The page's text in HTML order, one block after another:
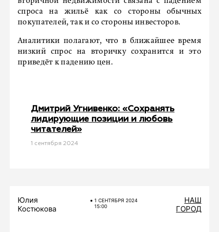
спроса на жильё как со стороны обычных
покупателей, так и со стороны инвесторов.
Аналитики полагают, что в ближайшее время
низкий спрос на вторичку сохранится и это
приведёт к падению цен.
Дмитрий Угнивенко: «Сохранять
лидирующие позиции и любовь
читателей»
1 сентября 2024
Юлия
Костюкова
1 СЕНТЯБРЯ 2024
15:00
НАШ
ГОРОД